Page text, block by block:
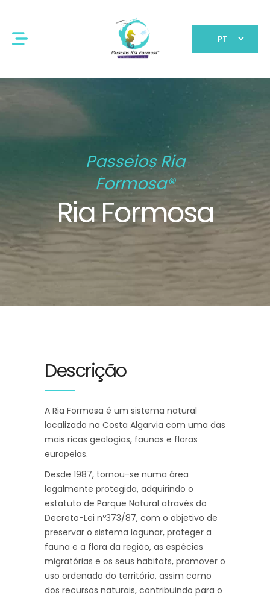
PT
Passeios Ria
Formosa®
Ria Formosa
Descrição
A Ria Formosa é um sistema natural
localizado na Costa Algarvia com uma das
mais ricas geologias, faunas e floras
europeias.
Desde 1987, tornou-se numa área
legalmente protegida, adquirindo o
estatuto de Parque Natural através do
Decreto-Lei nº373/87, com o objetivo de
preservar o sistema lagunar, proteger a
fauna e a flora da região, as espécies
migratórias e os seus habitats, promover o
uso ordenado do território, assim como
dos recursos naturais, contribuindo para o